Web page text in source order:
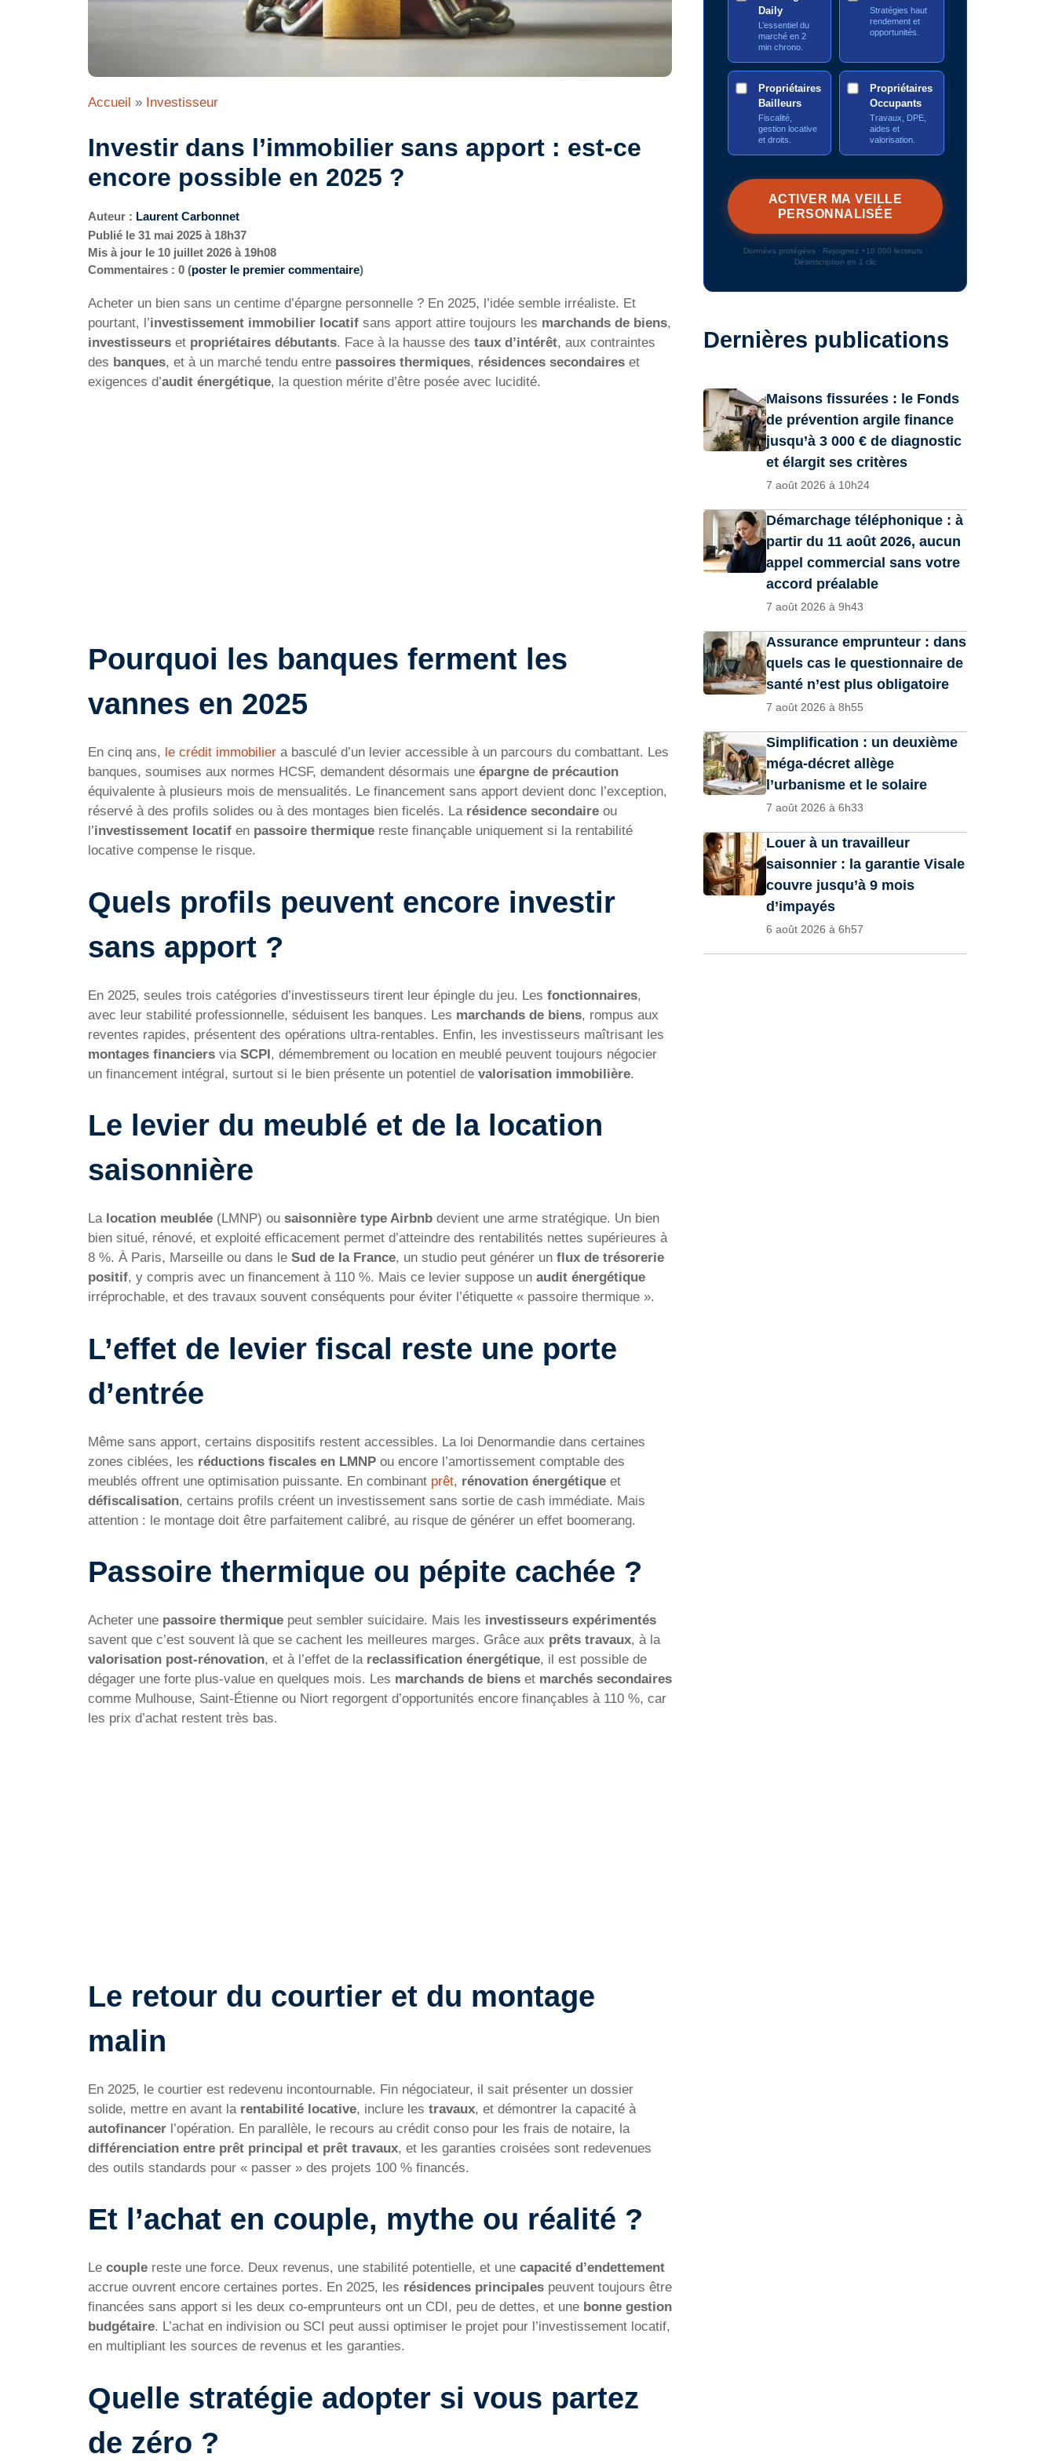
Accueil » Investisseur
Investir dans l’immobilier sans apport : est-ce
encore possible en 2025 ?
Auteur : Laurent Carbonnet
Publié le 31 mai 2025 à 18h37
Mis à jour le 10 juillet 2026 à 19h08
Commentaires : 0 (poster le premier commentaire)
Acheter un bien sans un centime d’épargne personnelle ? En 2025, l’idée semble irréaliste. Et
pourtant, l’investissement immobilier locatif sans apport attire toujours les marchands de biens,
investisseurs et propriétaires débutants. Face à la hausse des taux d’intérêt, aux contraintes
des banques, et à un marché tendu entre passoires thermiques, résidences secondaires et
exigences d’audit énergétique, la question mérite d’être posée avec lucidité.
Pourquoi les banques ferment les
vannes en 2025
En cinq ans, le crédit immobilier a basculé d’un levier accessible à un parcours du combattant. Les
banques, soumises aux normes HCSF, demandent désormais une épargne de précaution
équivalente à plusieurs mois de mensualités. Le financement sans apport devient donc l’exception,
réservé à des profils solides ou à des montages bien ficelés. La résidence secondaire ou
l’investissement locatif en passoire thermique reste finançable uniquement si la rentabilité
locative compense le risque.
Quels profils peuvent encore investir
sans apport ?
En 2025, seules trois catégories d’investisseurs tirent leur épingle du jeu. Les fonctionnaires,
avec leur stabilité professionnelle, séduisent les banques. Les marchands de biens, rompus aux
reventes rapides, présentent des opérations ultra-rentables. Enfin, les investisseurs maîtrisant les
montages financiers via SCPI, démembrement ou location en meublé peuvent toujours négocier
un financement intégral, surtout si le bien présente un potentiel de valorisation immobilière.
Le levier du meublé et de la location
saisonnière
La location meublée (LMNP) ou saisonnière type Airbnb devient une arme stratégique. Un bien
bien situé, rénové, et exploité efficacement permet d’atteindre des rentabilités nettes supérieures à
8 %. À Paris, Marseille ou dans le Sud de la France, un studio peut générer un flux de trésorerie
positif, y compris avec un financement à 110 %. Mais ce levier suppose un audit énergétique
irréprochable, et des travaux souvent conséquents pour éviter l’étiquette « passoire thermique ».
L’effet de levier fiscal reste une porte
d’entrée
Même sans apport, certains dispositifs restent accessibles. La loi Denormandie dans certaines
zones ciblées, les réductions fiscales en LMNP ou encore l’amortissement comptable des
meublés offrent une optimisation puissante. En combinant prêt, rénovation énergétique et
défiscalisation, certains profils créent un investissement sans sortie de cash immédiate. Mais
attention : le montage doit être parfaitement calibré, au risque de générer un effet boomerang.
Passoire thermique ou pépite cachée ?
Acheter une passoire thermique peut sembler suicidaire. Mais les investisseurs expérimentés
savent que c’est souvent là que se cachent les meilleures marges. Grâce aux prêts travaux, à la
valorisation post-rénovation, et à l’effet de la reclassification énergétique, il est possible de
dégager une forte plus-value en quelques mois. Les marchands de biens et marchés secondaires
comme Mulhouse, Saint-Étienne ou Niort regorgent d’opportunités encore finançables à 110 %, car
les prix d’achat restent très bas.
Le retour du courtier et du montage
malin
En 2025, le courtier est redevenu incontournable. Fin négociateur, il sait présenter un dossier
solide, mettre en avant la rentabilité locative, inclure les travaux, et démontrer la capacité à
autofinancer l’opération. En parallèle, le recours au crédit conso pour les frais de notaire, la
différenciation entre prêt principal et prêt travaux, et les garanties croisées sont redevenues
des outils standards pour « passer » des projets 100 % financés.
Et l’achat en couple, mythe ou réalité ?
Le couple reste une force. Deux revenus, une stabilité potentielle, et une capacité d’endettement
accrue ouvrent encore certaines portes. En 2025, les résidences principales peuvent toujours être
financées sans apport si les deux co-emprunteurs ont un CDI, peu de dettes, et une bonne gestion
budgétaire. L’achat en indivision ou SCI peut aussi optimiser le projet pour l’investissement locatif,
en multipliant les sources de revenus et les garanties.
Quelle stratégie adopter si vous partez
de zéro ?
Daily
L’essentiel du
marché en 2
min chrono.
Stratégies haut
rendement et
opportunités.
Propriétaires
Bailleurs
Fiscalité,
gestion locative
et droits.
Propriétaires
Occupants
Travaux, DPE,
aides et
valorisation.
Données protégées · Rejoignez +10 000 lecteurs ·
Désinscription en 1 clic
Dernières publications
Maisons fissurées : le Fonds
de prévention argile finance
jusqu’à 3 000 € de diagnostic
et élargit ses critères
7 août 2026 à 10h24
Démarchage téléphonique : à
partir du 11 août 2026, aucun
appel commercial sans votre
accord préalable
7 août 2026 à 9h43
Assurance emprunteur : dans
quels cas le questionnaire de
santé n’est plus obligatoire
7 août 2026 à 8h55
Simplification : un deuxième
méga-décret allège
l’urbanisme et le solaire
7 août 2026 à 6h33
Louer à un travailleur
saisonnier : la garantie Visale
couvre jusqu’à 9 mois
d’impayés
6 août 2026 à 6h57